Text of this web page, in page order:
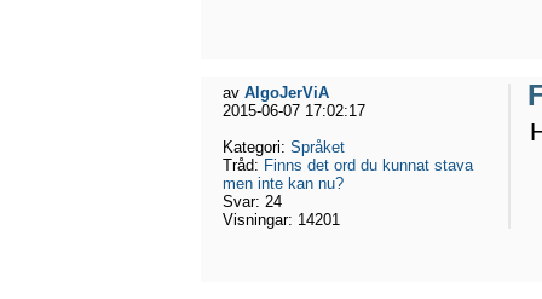
av AlgoJerViA
2015-06-07 17:02:17
Kategori: Språket
Tråd: Finns det ord du kunnat stava
men inte kan nu?
Svar: 24
Visningar: 14201